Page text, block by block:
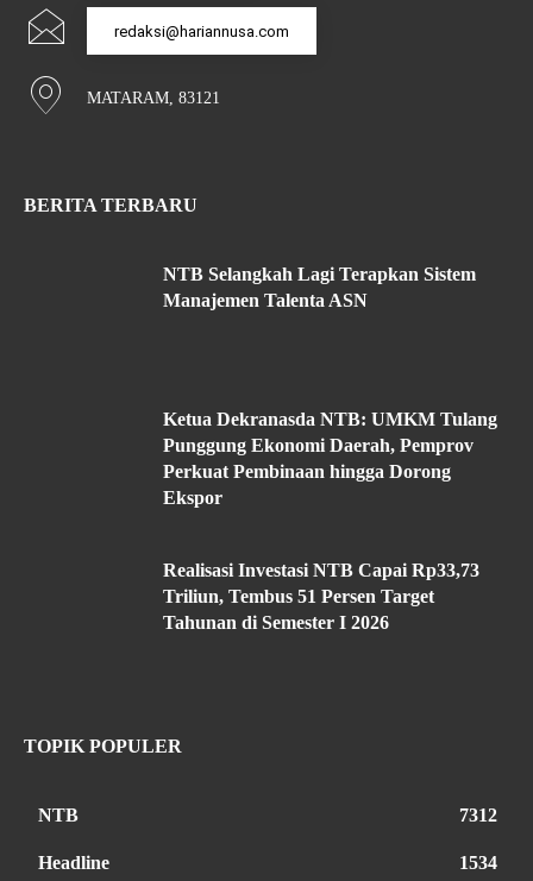
redaksi@hariannusa.com
MATARAM, 83121
BERITA TERBARU
NTB Selangkah Lagi Terapkan Sistem
Manajemen Talenta ASN
Ketua Dekranasda NTB: UMKM Tulang
Punggung Ekonomi Daerah, Pemprov
Perkuat Pembinaan hingga Dorong
Ekspor
Realisasi Investasi NTB Capai Rp33,73
Triliun, Tembus 51 Persen Target
Tahunan di Semester I 2026
TOPIK POPULER
NTB 7312
Headline 1534